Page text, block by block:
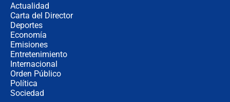
Actualidad
Carta del Director
Deportes
Economía
Emisiones
Entretenimiento
Internacional
Orden Público
Política
Sociedad